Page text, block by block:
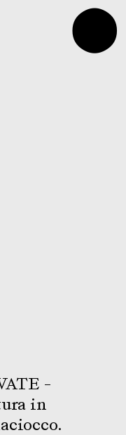
⬤
-
in